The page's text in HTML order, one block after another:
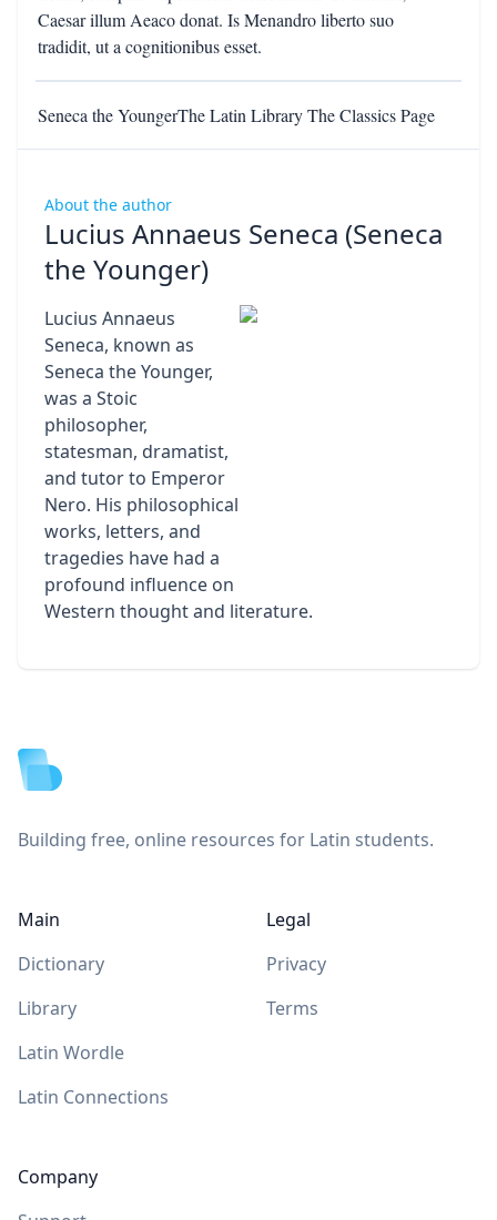
Caesar illum Aeaco donat. Is Menandro liberto suo
tradidit, ut a cognitionibus esset.
Seneca the YoungerThe Latin Library The Classics Page
About the author
Lucius Annaeus Seneca (Seneca
the Younger)
Lucius Annaeus
Seneca, known as
Seneca the Younger,
was a Stoic
philosopher,
statesman, dramatist,
and tutor to Emperor
Nero. His philosophical
works, letters, and
tragedies have had a
profound influence on
Western thought and literature.
Building free, online resources for Latin students.
Main
Dictionary
Library
Latin Wordle
Latin Connections
Company
Legal
Privacy
Terms